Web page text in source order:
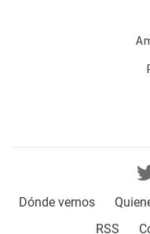
Dónde vernos
RSS